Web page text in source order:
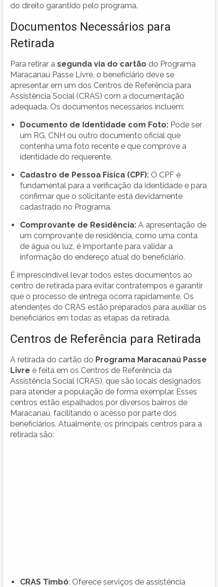
do direito garantido pelo programa.
Documentos Necessários para
Retirada
Para retirar a segunda via do cartão do Programa
Maracanaú Passe Livre, o beneficiário deve se
apresentar em um dos Centros de Referência para
Assistência Social (CRAS) com a documentação
adequada. Os documentos necessários incluem:
Documento de Identidade com Foto: Pode ser
um RG, CNH ou outro documento oficial que
contenha uma foto recente e que comprove a
identidade do requerente.
Cadastro de Pessoa Física (CPF): O CPF é
fundamental para a verificação da identidade e para
confirmar que o solicitante está devidamente
cadastrado no Programa.
Comprovante de Residência: A apresentação de
um comprovante de residência, como uma conta
de água ou luz, é importante para validar a
informação do endereço atual do beneficiário.
É imprescindível levar todos estes documentos ao
centro de retirada para evitar contratempos e garantir
que o processo de entrega ocorra rapidamente. Os
atendentes do CRAS estão preparados para auxiliar os
beneficiários em todas as etapas da retirada.
Centros de Referência para Retirada
A retirada do cartão do Programa Maracanaú Passe
Livre é feita em os Centros de Referência da
Assistência Social (CRAS), que são locais designados
para atender a população de forma exemplar. Esses
centros estão espalhados por diversos bairros de
Maracanaú, facilitando o acesso por parte dos
beneficiários. Atualmente, os principais centros para a
retirada são:
CRAS Timbó: Oferece serviços de assistência